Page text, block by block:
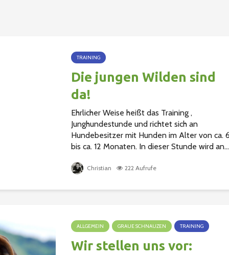
TRAINING
Die jungen Wilden sind
da!
Ehrlicher Weise heißt das Training ,
Junghundestunde und richtet sich an
Hundebesitzer mit Hunden im Alter von ca.
bis ca. 12 Monaten. In dieser Stunde wird an...
Christian 222 Aufrufe
ALLGEMEIN GRAUE SCHNAUZEN TRAINING
Wir stellen uns vor: